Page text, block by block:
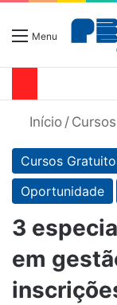
Menu
Início /
Cursos
Oportunidade
3
em